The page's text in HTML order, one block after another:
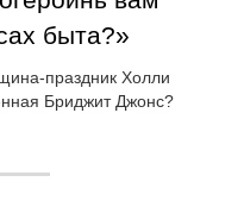
быта?»
праздник Холли
Бриджит Джонс?